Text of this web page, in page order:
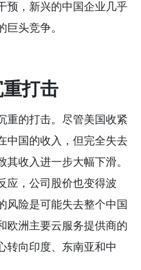
预，新兴的中国企业几乎
头竞争。
打击
重的打击。尽管美国收紧
中国的收入，但完全失去
收入进一步大幅下滑。
应，公司股价也变得波
风险是可能失去整个中国
欧洲主要云服务提供商的
转向印度、东南亚和中